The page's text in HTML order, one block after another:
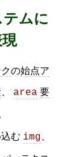
ムに
の始点ア
area 要
む img